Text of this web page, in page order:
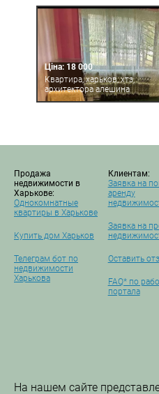
Ціна: 18 000
Квартира, харьков, хтз,
архитектора алешина
Продажа
недвижимости в
Харькове:
Однокомнатные
квартиры в Харькове
Купить дом Харьков
Телеграм бот по
недвижимости
Харькова
Клиентам:
Заявка на
аренду
Заявка на
Оставить
FAQ* по
портала
На нашем сайте